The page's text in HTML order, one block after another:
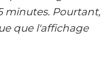
minutes. Pourtant,
que l'affichage